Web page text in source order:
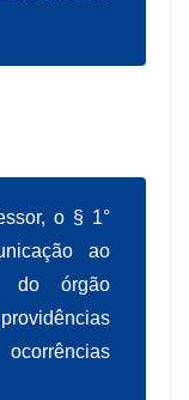
o § 1°
ao
do órgão